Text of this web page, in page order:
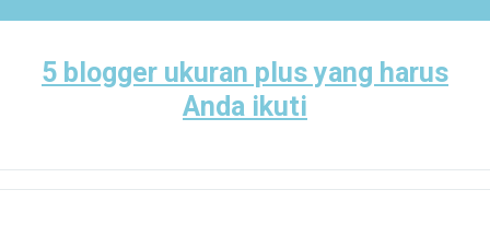
content5 blogger ukuran plus yang harus
Anda ikuti